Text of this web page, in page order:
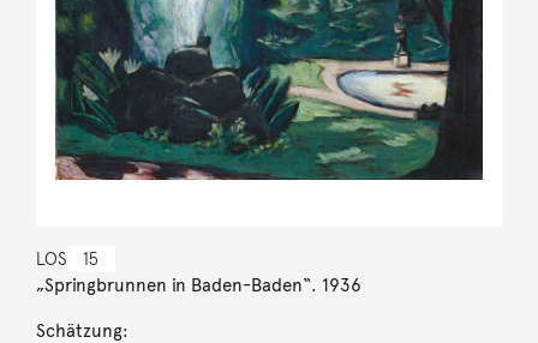
LOS 15
„Springbrunnen in Baden-Baden“. 1936
Schätzung: